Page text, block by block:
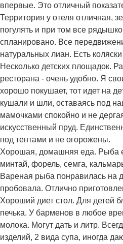
впервые. Это отличный
Территория у отеля отличная,
погулять и при том все
спланировано. Все
натуральных лиан. Есть коляски
Несколько детских площадок.
ресторана - очень удобно. Я
хорошо покушает, тот идет на
кушали и шли, оставаясь под
мамочками спокойно и не
искусственный пруд.
под тентами и не огорожены.
Хорошая, домашняя еда. Рыба
минтай, форель, семга,
Вареная рыба понравилась на
пробовала. Отлично
Хороший диет стол. Для детей
печька. У барменов в любое
молока. Могут дать и литр.
изделий, 2 вида супа, иногда